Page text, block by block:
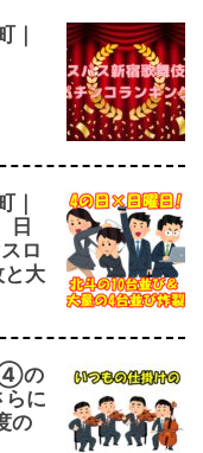
日
ロ
大
④の
に
の